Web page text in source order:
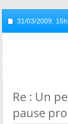
31/03/2009,
Re : Un
pause